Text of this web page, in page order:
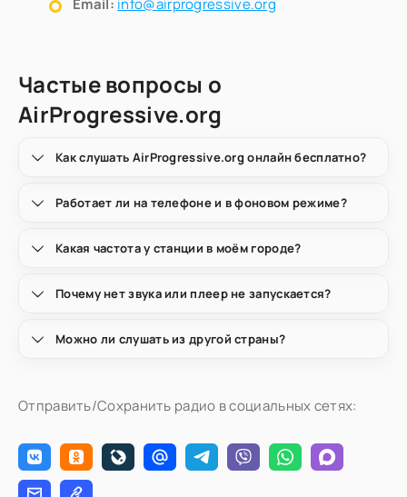
Email: info@airprogressive.org
Частые вопросы о
AirProgressive.org
Как слушать AirProgressive.org онлайн бесплатно?
Работает ли на телефоне и в фоновом режиме?
Какая частота у станции в моём городе?
Почему нет звука или плеер не запускается?
Можно ли слушать из другой страны?
Отправить/Сохранить радио в социальных сетях: